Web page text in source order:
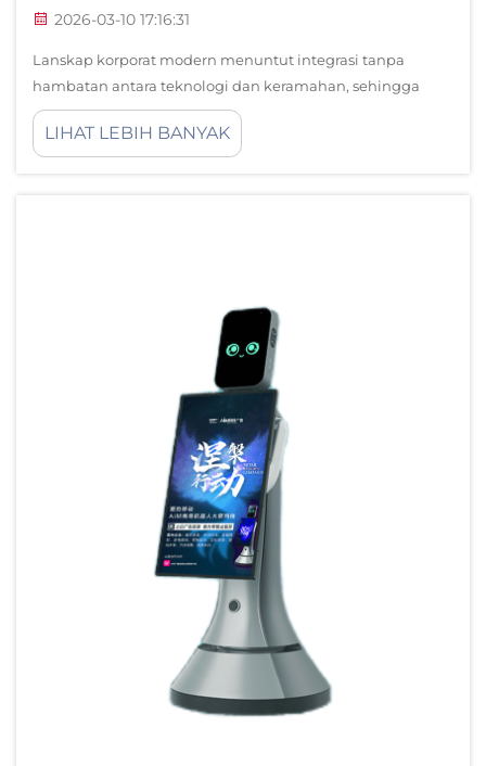
2026-03-10 17:16:31
Lanskap korporat modern menuntut integrasi tanpa
hambatan antara teknologi dan keramahan, sehingga
robot asisten AI menjadi komponen tak tergantikan di
lingkungan resepsi premium. Saat perusahaan berupaya
LIHAT LEBIH BANYAK